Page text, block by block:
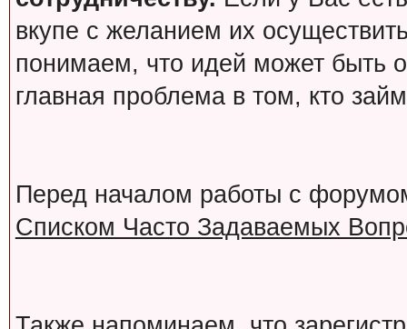
вкупе с желанием их
понимаем, что идей может быть
главная проблема в том, кто
Перед началом работы с
Списком Часто Задаваемых